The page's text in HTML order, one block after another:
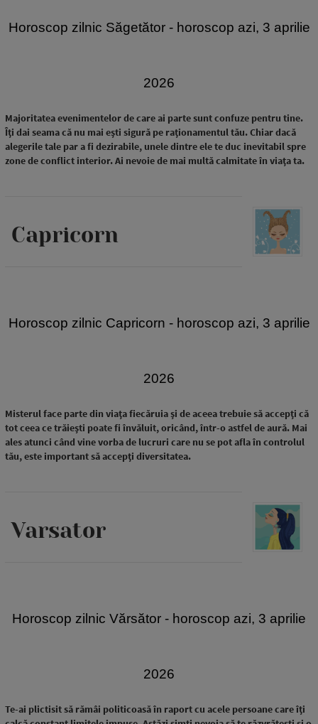
Horoscop zilnic Săgetător - horoscop azi, 3 aprilie
2026
Majoritatea evenimentelor de care ai parte sunt confuze pentru tine.
Îți dai seama că nu mai ești sigură pe raționamentul tău. Chiar dacă
alegerile tale par a fi dezirabile, unele dintre ele te duc inevitabil spre
zone de conflict interior. Ai nevoie de mai multă calmitate în viața ta.
Capricorn
Horoscop zilnic Capricorn - horoscop azi, 3 aprilie
2026
Misterul face parte din viața fiecăruia și de aceea trebuie să accepți că
tot ceea ce trăiești poate fi învăluit, oricând, într-o astfel de aură. Mai
ales atunci când vine vorba de lucruri care nu se pot afla în controlul
tău, este important să accepți diversitatea.
Varsator
Horoscop zilnic Vărsător - horoscop azi, 3 aprilie
2026
Te-ai plictisit să rămâi politicoasă în raport cu acele persoane care îți